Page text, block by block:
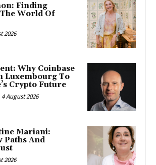
Finding
World Of
2026
Why Coinbase
Luxembourg To
Crypto Future
4 August 2026
Mariani:
Paths And
2026